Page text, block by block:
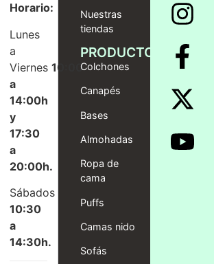
Horario:
Lunes
a
Viernes10:00
a
14:00h
y
17:30
a
20:00h.
Sábados
10:30
a
14:30h.
Nuestras
tiendas
PRODUCTOS
Colchones
Canapés
Bases
Almohadas
Ropa de
cama
Puffs
Camas nido
Sofás